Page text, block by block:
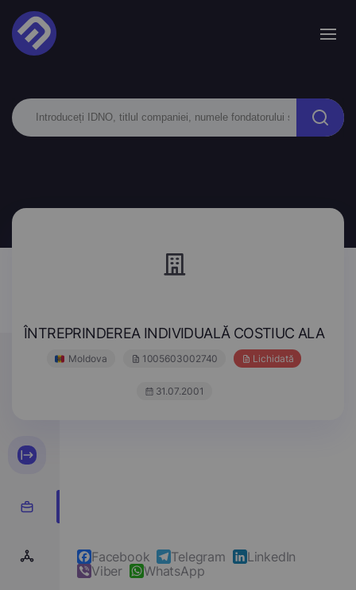
ÎNTREPRINDEREA INDIVIDUALĂ COSTIUC ALA
Moldova 1005603002740 Lichidată
31.07.2001
Facebook Telegram
LinkedIn
Viber
WhatsApp